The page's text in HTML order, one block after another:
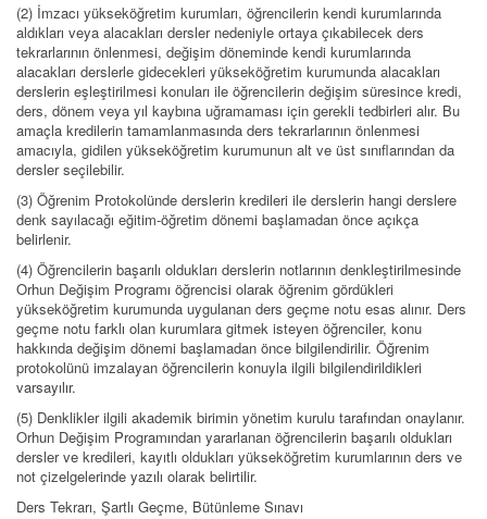
(2) İmzacı yükseköğretim kurumları, öğrencilerin kendi kurumlarında
aldıkları veya alacakları dersler nedeniyle ortaya çıkabilecek ders
tekrarlarının önlenmesi, değişim döneminde kendi kurumlarında
alacakları derslerle gidecekleri yükseköğretim kurumunda alacakları
derslerin eşleştirilmesi konuları ile öğrencilerin değişim süresince kredi,
ders, dönem veya yıl kaybına uğramaması için gerekli tedbirleri alır. Bu
amaçla kredilerin tamamlanmasında ders tekrarlarının önlenmesi
amacıyla, gidilen yükseköğretim kurumunun alt ve üst sınıflarından da
dersler seçilebilir.
(3) Öğrenim Protokolünde derslerin kredileri ile derslerin hangi derslere
denk sayılacağı eğitim-öğretim dönemi başlamadan önce açıkça
belirlenir.
(4) Öğrencilerin başarılı oldukları derslerin notlarının denkleştirilmesinde
Orhun Değişim Programı öğrencisi olarak öğrenim gördükleri
yükseköğretim kurumunda uygulanan ders geçme notu esas alınır. Ders
geçme notu farklı olan kurumlara gitmek isteyen öğrenciler, konu
hakkında değişim dönemi başlamadan önce bilgilendirilir. Öğrenim
protokolünü imzalayan öğrencilerin konuyla ilgili bilgilendirildikleri
varsayılır.
(5) Denklikler ilgili akademik birimin yönetim kurulu tarafından onaylanır.
Orhun Değişim Programından yararlanan öğrencilerin başarılı oldukları
dersler ve kredileri, kayıtlı oldukları yükseköğretim kurumlarının ders ve
not çizelgelerinde yazılı olarak belirtilir.
Ders Tekrarı, Şartlı Geçme, Bütünleme Sınavı